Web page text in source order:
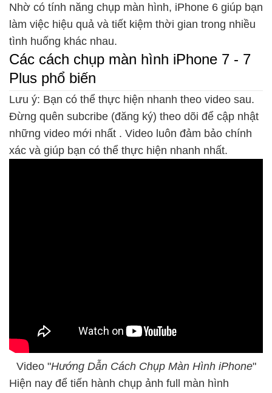
Nhờ có tính năng chụp màn hình, iPhone 6 giúp bạn
làm việc hiệu quả và tiết kiệm thời gian trong nhiều
tình huống khác nhau.
Các cách chụp màn hình iPhone 7 - 7
Plus phổ biến
Lưu ý: Bạn có thể thực hiện nhanh theo video sau.
Đừng quên subcribe (đăng ký) theo dõi để cập nhật
những video mới nhất . Video luôn đảm bảo chính
xác và giúp bạn có thể thực hiện nhanh nhất.
Video "Hướng Dẫn Cách Chụp Màn Hình iPhone"
Hiện nay để tiến hành chụp ảnh full màn hình